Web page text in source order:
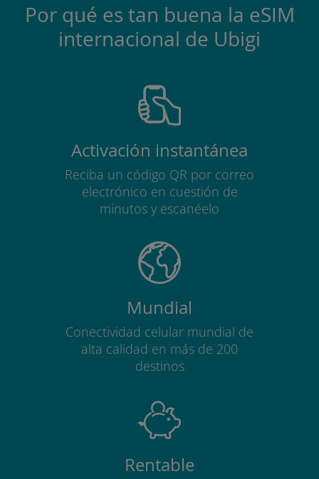
Por qué es tan buena la eSIM
internacional de Ubigi
Activación instantánea
Reciba un código QR por correo
electrónico en cuestión de
minutos y escanéelo
Mundial
Conectividad celular mundial de
alta calidad en más de 200
destinos
Rentable